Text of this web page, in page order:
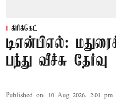
கிரிக்கெட்
டிஎன்பிஎல்:
பந்து வீச்சு தேர்வு
Published on: 10 Aug 2026, 2:01 pm